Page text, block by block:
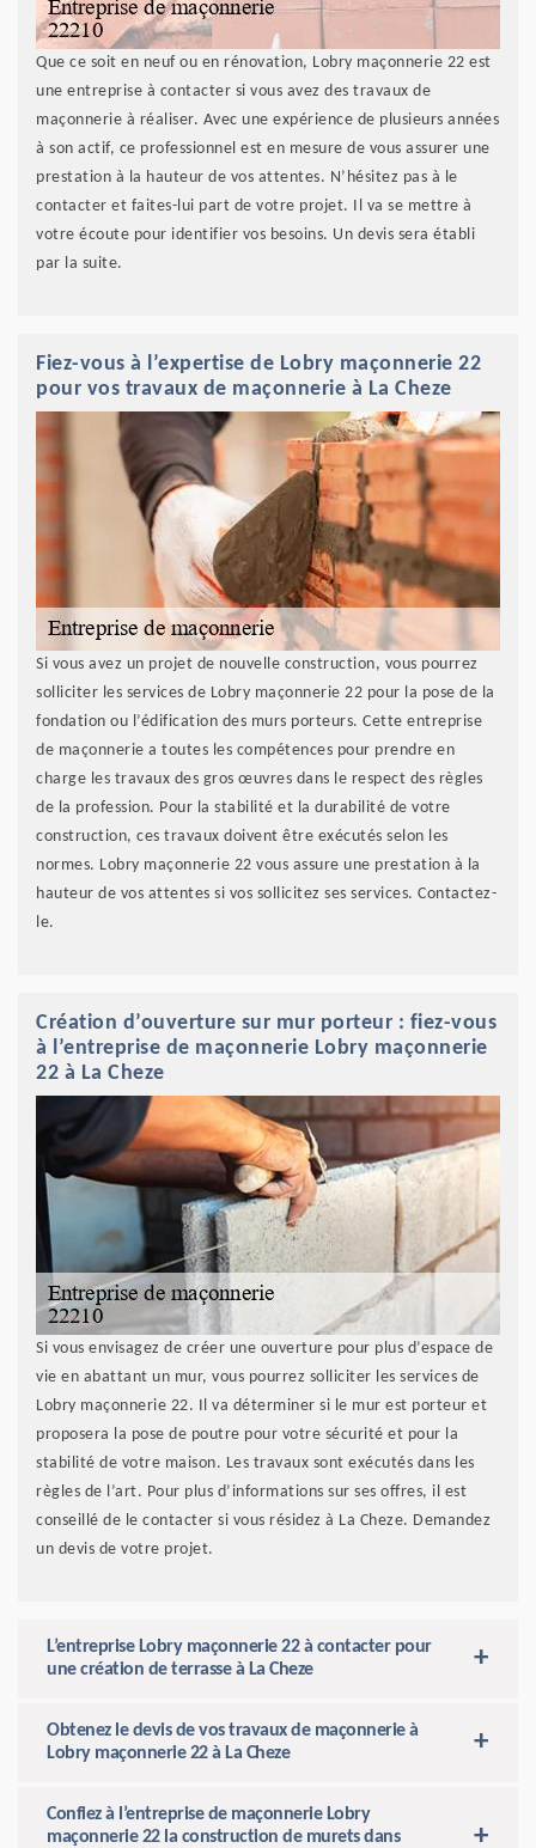
Que ce soit en neuf ou en rénovation, Lobry maçonnerie 22 est
une entreprise à contacter si vous avez des travaux de
maçonnerie à réaliser. Avec une expérience de plusieurs années
à son actif, ce professionnel est en mesure de vous assurer une
prestation à la hauteur de vos attentes. N’hésitez pas à le
contacter et faites-lui part de votre projet. Il va se mettre à
votre écoute pour identifier vos besoins. Un devis sera établi
par la suite.
Fiez-vous à l’expertise de Lobry maçonnerie 22
pour vos travaux de maçonnerie à La Cheze
Si vous avez un projet de nouvelle construction, vous pourrez
solliciter les services de Lobry maçonnerie 22 pour la pose de la
fondation ou l’édification des murs porteurs. Cette entreprise
de maçonnerie a toutes les compétences pour prendre en
charge les travaux des gros œuvres dans le respect des règles
de la profession. Pour la stabilité et la durabilité de votre
construction, ces travaux doivent être exécutés selon les
normes. Lobry maçonnerie 22 vous assure une prestation à la
hauteur de vos attentes si vos sollicitez ses services. Contactez-
le.
Création d’ouverture sur mur porteur : fiez-vous
à l’entreprise de maçonnerie Lobry maçonnerie
22 à La Cheze
Si vous envisagez de créer une ouverture pour plus d’espace de
vie en abattant un mur, vous pourrez solliciter les services de
Lobry maçonnerie 22. Il va déterminer si le mur est porteur et
proposera la pose de poutre pour votre sécurité et pour la
stabilité de votre maison. Les travaux sont exécutés dans les
règles de l’art. Pour plus d’informations sur ses offres, il est
conseillé de le contacter si vous résidez à La Cheze. Demandez
un devis de votre projet.
L’entreprise Lobry maçonnerie 22 à contacter pour
une création de terrasse à La Cheze
Obtenez le devis de vos travaux de maçonnerie à
Lobry maçonnerie 22 à La Cheze
Confiez à l’entreprise de maçonnerie Lobry
maçonnerie 22 la construction de murets dans